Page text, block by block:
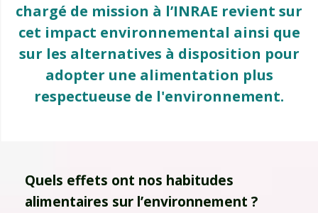
chargé de mission à l’INRAE revient sur
cet impact environnemental ainsi que
sur les alternatives à disposition pour
adopter une alimentation plus
respectueuse de l'environnement.
Quels effets ont nos habitudes
alimentaires sur l’environnement ?